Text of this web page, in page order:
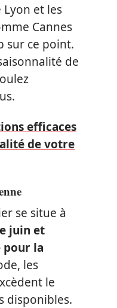
et les
Cannes
sur ce point.
de
efficaces
de votre
se situe à
juin et
pour la
les
le
disponibles.